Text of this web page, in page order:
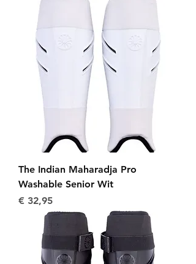
The Indian Maharadja Pro
Washable Senior Wit
Prijs
€ 32,95